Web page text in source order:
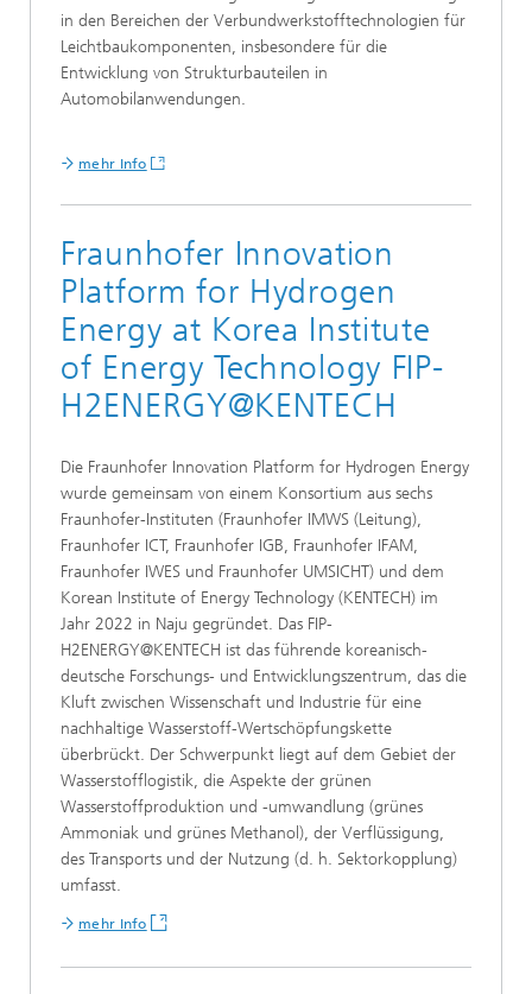
in den Bereichen der Verbundwerkstofftechnologien für
Leichtbaukomponenten, insbesondere für die
Entwicklung von Strukturbauteilen in
Automobilanwendungen.
mehr Info
Fraunhofer Innovation
Platform for Hydrogen
Energy at Korea Institute
of Energy Technology FIP-
H2ENERGY@KENTECH
Die Fraunhofer Innovation Platform for Hydrogen Energy
wurde gemeinsam von einem Konsortium aus sechs
Fraunhofer-Instituten (Fraunhofer IMWS (Leitung),
Fraunhofer ICT, Fraunhofer IGB, Fraunhofer IFAM,
Fraunhofer IWES und Fraunhofer UMSICHT) und dem
Korean Institute of Energy Technology (KENTECH) im
Jahr 2022 in Naju gegründet. Das FIP-
H2ENERGY@KENTECH ist das führende koreanisch-
deutsche Forschungs- und Entwicklungszentrum, das die
Kluft zwischen Wissenschaft und Industrie für eine
nachhaltige Wasserstoff-Wertschöpfungskette
überbrückt. Der Schwerpunkt liegt auf dem Gebiet der
Wasserstofflogistik, die Aspekte der grünen
Wasserstoffproduktion und -umwandlung (grünes
Ammoniak und grünes Methanol), der Verflüssigung,
des Transports und der Nutzung (d. h. Sektorkopplung)
umfasst.
mehr Info